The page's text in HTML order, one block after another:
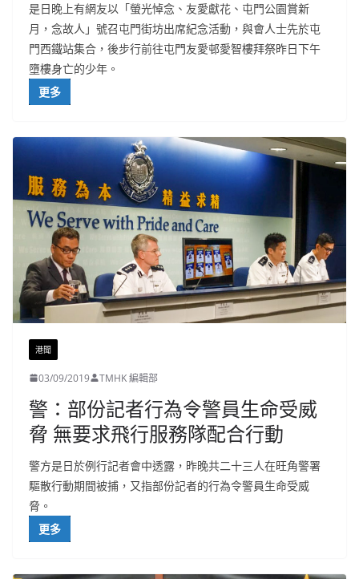
是日晚上有網友以「螢光悼念、友愛獻花、屯門公園賞新
月，念故人」號召屯門街坊出席紀念活動，與會人士先於屯
門西鐵站集合，後步行前往屯門友愛邨愛智樓拜祭昨日下午
墮樓身亡的少年。
更多
港聞
03/09/2019 TMHK 編輯部
警：部份記者行為令警員生命受威
脅 無要求飛行服務隊配合行動
警方是日於例行記者會中透露，昨晚共二十三人在旺角警署
驅散行動期間被捕，又指部份記者的行為令警員生命受威
脅。
更多